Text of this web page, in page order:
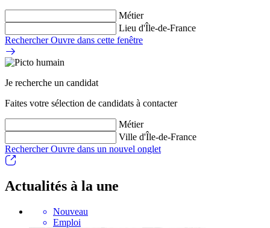
Métier
Lieu d'Île-de-France
RechercherOuvre dans cette fenêtre
Je recherche un candidat
Faites votre sélection de candidats à contacter
Métier
Ville d'Île-de-France
RechercherOuvre dans un nouvel onglet
Actualités à la une
Nouveau
Emploi